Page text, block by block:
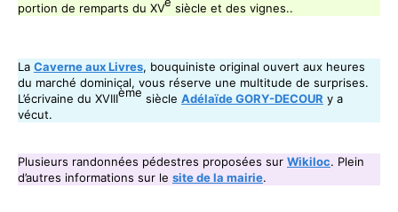
portion de remparts du XV
siècle et des vignes..
La Caverne aux Livres, bouquiniste original ouvert aux heures
du marché dominical, vous réserve une multitude de surprises.
L’écrivaine du XVIIIème siècle Adélaïde GORY-DECOUR y a
vécut.
Plusieurs randonnées pédestres proposées sur Wikiloc. Plein
d’autres informations sur le site de la mairie.